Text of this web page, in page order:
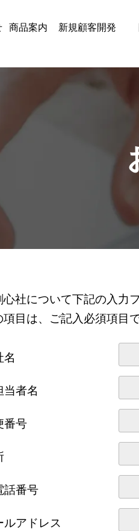
商品案内 新規顧客開発
社について下記の入力
項目は、ご記入必須項目で
名
当者名
番号
話番号
ルアドレス